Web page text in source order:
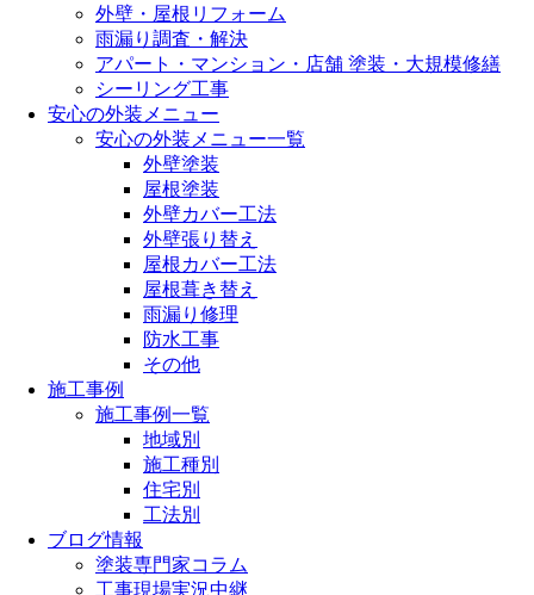
外壁・屋根リフォーム
雨漏り調査・解決
アパート・マンション・店舗 塗装・大規模修繕
シーリング工事
安心の外装メニュー
安心の外装メニュー一覧
外壁塗装
屋根塗装
外壁カバー工法
外壁張り替え
屋根カバー工法
屋根葺き替え
雨漏り修理
防水工事
その他
施工事例
施工事例一覧
地域別
施工種別
住宅別
工法別
ブログ情報
塗装専門家コラム
工事現場実況中継